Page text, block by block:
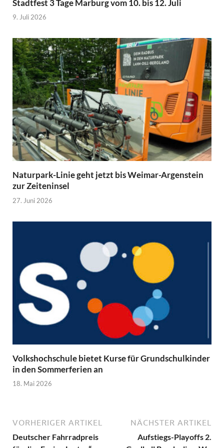
Stadtfest 3 Tage Marburg vom 10. bis 12. Juli
9. Juli 2026
Naturpark-Linie geht jetzt bis Weimar-Argenstein
zur Zeiteninsel
27. Juni 2026
Volkshochschule bietet Kurse für Grundschulkinder
in den Sommerferien an
18. Mai 2026
VORHERIGER ARTIKEL
Deutscher Fahrradpreis
NÄCHSTER ARTIKEL
Aufstiegs-Playoffs 2.